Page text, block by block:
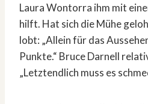
Laura Wontorra ihm mit
hilft. Hat sich die Mühe
lobt: „Allein für das
Punkte.“ Bruce Darnell
„Letztendlich muss es